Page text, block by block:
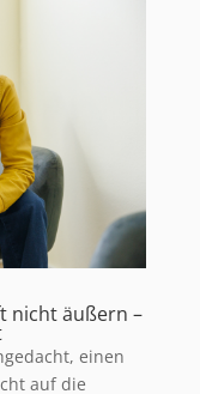
nicht äußern –
einen
auf die